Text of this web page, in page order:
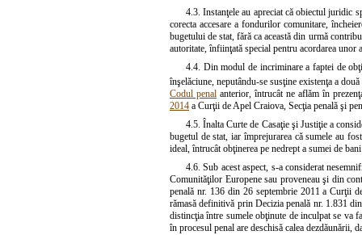
4.3. Instanţele au apreciat că obiectul juridic
corecta accesare a fondurilor comunitare,
bugetului de stat, fără ca această din urmă
autoritate, înfiinţată special pentru acordarea
4.4. Din modul de incriminare a faptei de
înşelăciune, neputându-se susţine existenţa a
Codul penal anterior, întrucât ne aflăm în
2014 a Curţii de Apel Craiova, Secţia penală şi
4.5. Înalta Curte de Casaţie şi Justiţie a
bugetul de stat, iar împrejurarea că sumele au
ideal, întrucât obţinerea pe nedrept a sumei de
4.6. Sub acest aspect, s-a considerat
Comunităţilor Europene sau proveneau şi din
penală nr. 136 din 26 septembrie 2011 a Curţii
rămasă definitivă prin Decizia penală nr. 1.831
distincţia între sumele obţinute de inculpat se va
în procesul penal are deschisă calea dezdăunării,